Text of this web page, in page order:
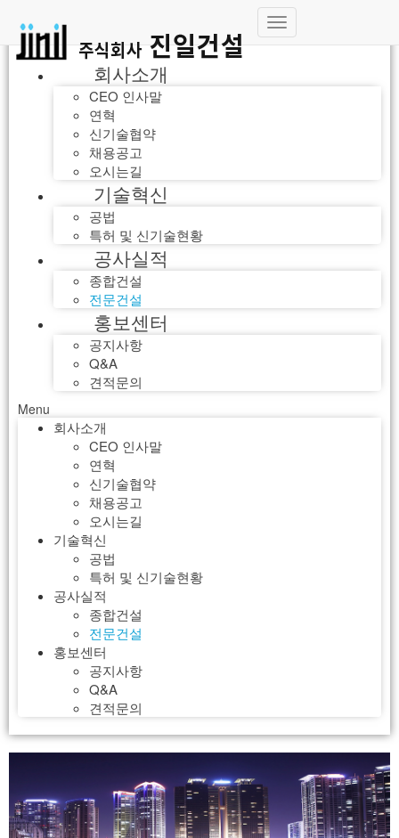
내
이
회사소개
CEO 인사말
연혁
신기술협약
채용공고
오시는길
기술혁신
공법
특허 및 신기술현황
공사실적
종합건설
전문건설
홍보센터
공지사항
Q&A
견적문의
Menu
회사소개
CEO 인사말
연혁
신기술협약
채용공고
오시는길
기술혁신
공법
특허 및 신기술현황
공사실적
종합건설
전문건설
홍보센터
공지사항
Q&A
견적문의